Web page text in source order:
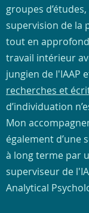
groupes d’études
supervision de la
tout en
travail intérieur
jungien de l'IAAP
recherches et
d’individuation
Mon
également d’une
à long terme par
superviseur de
Analytical